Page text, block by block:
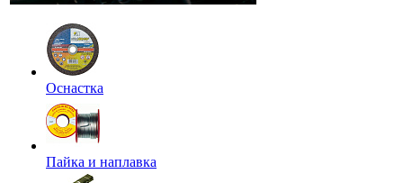
Оснастка
Пайка и наплавка